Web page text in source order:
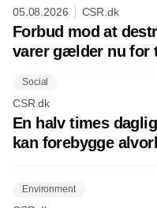
05.08.2026 CSR.dk
Forbud mod at
varer gælder nu for
Social
CSR.dk
En halv times
kan forebygge
Environment